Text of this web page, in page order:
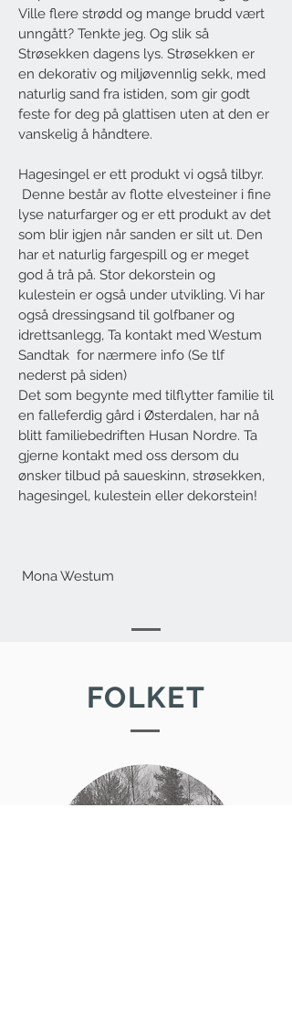
Ville flere strødd og mange brudd vært
unngått? Tenkte jeg. Og slik så
Strøsekken dagens lys. Strøsekken er
en dekorativ og miljøvennlig sekk, med
naturlig sand fra istiden, som gir godt
feste for deg på glattisen uten at den er
vanskelig å håndtere.
Hagesingel er ett produkt vi også tilbyr.
Denne består av flotte elvesteiner i fine
lyse naturfarger og er ett produkt av det
som blir igjen når sanden er silt ut. Den
har et naturlig fargespill og er meget
god å trå på. Stor dekorstein og
kulestein er også under utvikling. Vi har
også dressingsand til golfbaner og
idrettsanlegg, Ta kontakt med Westum
Sandtak for nærmere info (Se tlf
nederst på siden)
Det som begynte med tilflytter familie til
en falleferdig gård i Østerdalen, har nå
blitt familiebedriften Husan Nordre. Ta
gjerne kontakt med oss dersom du
ønsker tilbud på saueskinn, strøsekken,
hagesingel, kulestein eller dekorstein!
Mona Westum
FOLKET